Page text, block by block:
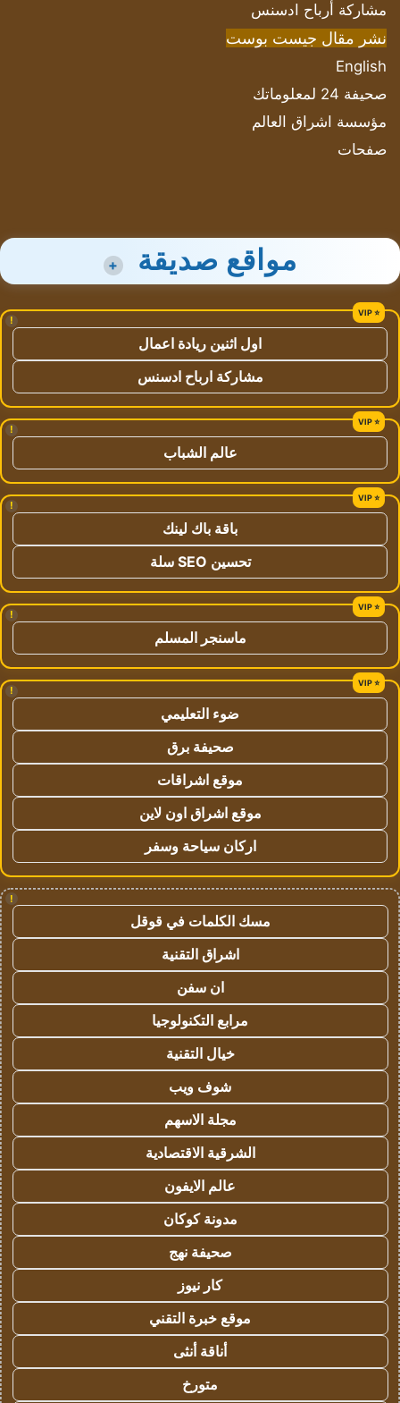
مشاركة أرباح ادسنس
نشر مقال جيست بوست
English
صحيفة 24 لمعلوماتك
مؤسسة اشراق العالم
صفحات
مواقع صديقة +
!
اول اثنين ريادة اعمال
مشاركة ارباح ادسنس
!
عالم الشباب
!
باقة باك لينك
تحسين SEO سلة
!
ماسنجر المسلم
!
ضوء التعليمي
صحيفة برق
موقع اشراقات
موقع اشراق اون لاين
اركان سياحة وسفر
!
مسك الكلمات في قوقل
اشراق التقنية
ان سفن
مرابع التكنولوجيا
خيال التقنية
شوف ويب
مجلة الاسهم
الشرقية الاقتصادية
عالم الايفون
مدونة كوكان
صحيفة نهج
كار نيوز
موقع خبرة التقني
أناقة أنثى
متورخ